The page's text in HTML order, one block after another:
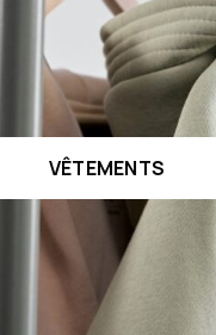
VÊTEMENTS